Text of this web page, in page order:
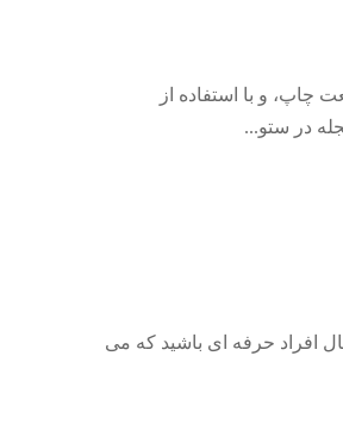
چاپ، و با استفاده از
در ستو...
افراد حرفه ای باشید که می